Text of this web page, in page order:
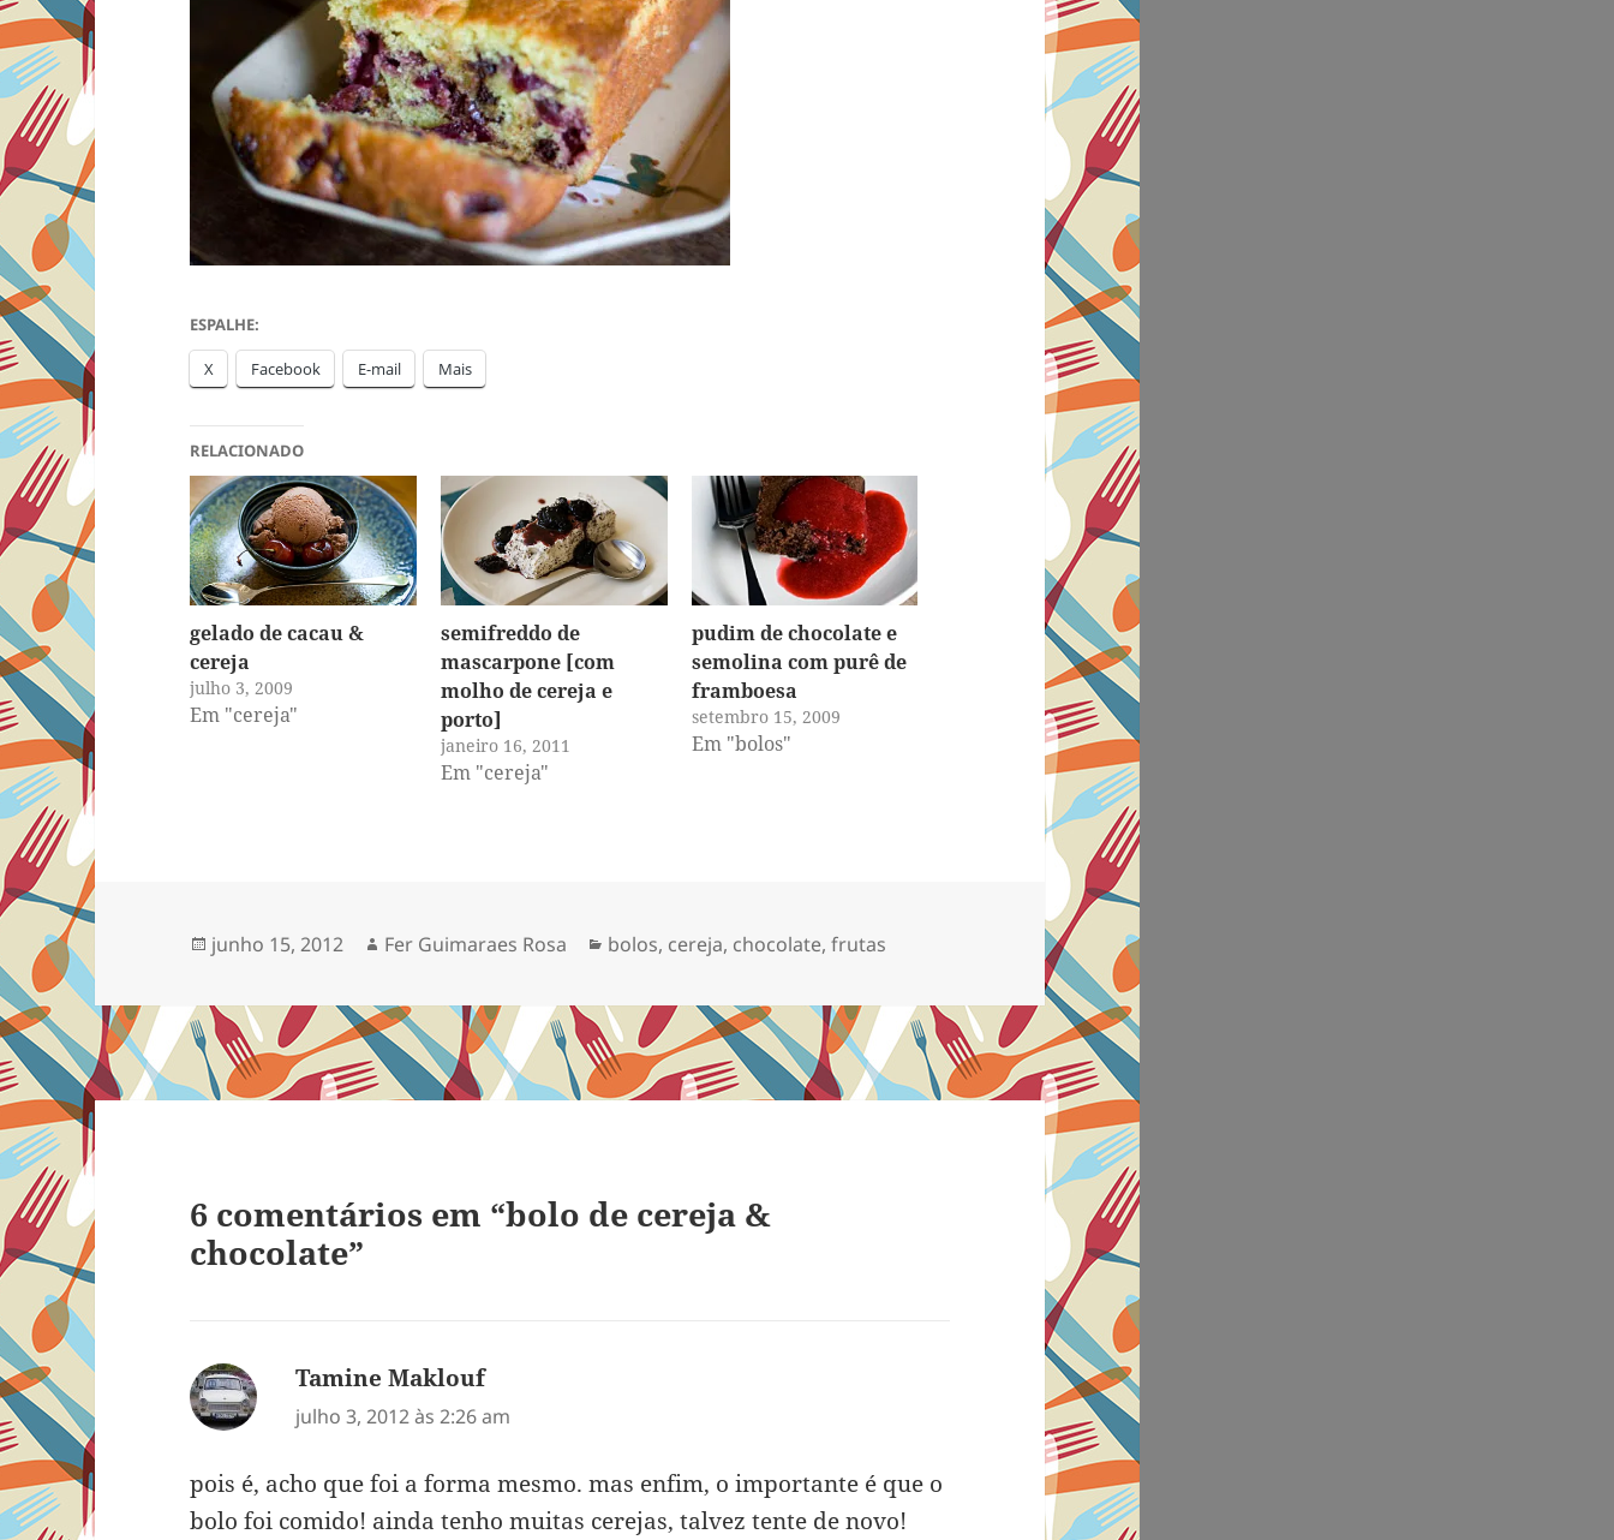
ESPALHE:
X Facebook E-mail Mais
RELACIONADO
gelado de cacau &
cereja
julho 3, 2009
Em "cereja"
semifreddo de
mascarpone [com
molho de cereja e
porto]
janeiro 16, 2011
Em "cereja"
pudim de chocolate e
semolina com purê de
framboesa
setembro 15, 2009
Em "bolos"
Publicado
junho 15, 2012 Autor
Fer Guimaraes Rosa Categorias
bolos, cereja, chocolate,frutas
6 comentários em “bolo de cereja &
chocolate”
Tamine Makloufdisse:
julho 3, 2012 às 2:26 am
pois é, acho que foi a forma mesmo. mas enfim, o importante é que o
bolo foi comido! ainda tenho muitas cerejas, talvez tente de novo!